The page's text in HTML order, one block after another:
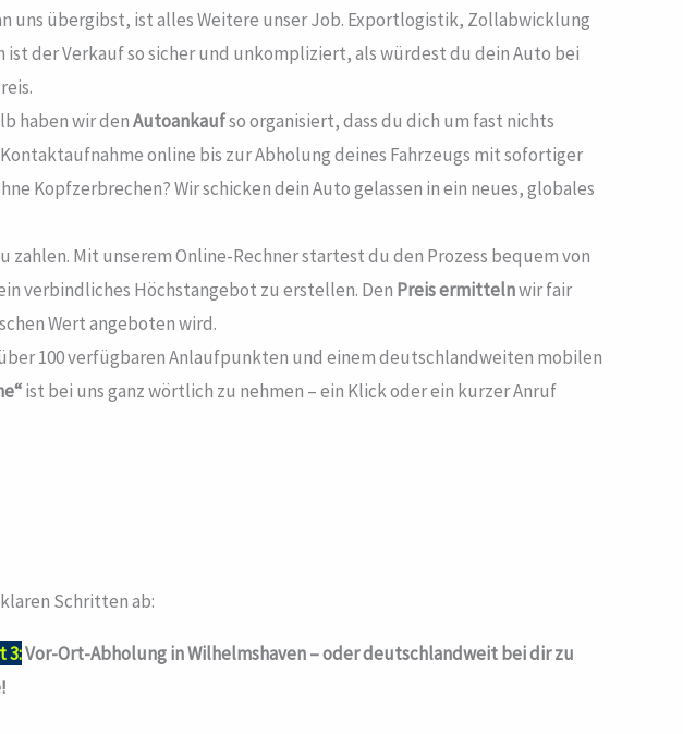
uns übergibst, ist alles Weitere unser Job. Exportlogistik, Zollabwicklung
der Verkauf so sicher und unkompliziert, als würdest du dein Auto bei
haben wir denAutoankaufso organisiert, dass du dich um fast nichts
online bis zur Abholung deines Fahrzeugs mit sofortiger
Kopfzerbrechen? Wir schicken dein Auto gelassen in ein neues, globales
zahlen. Mit unserem Online-Rechner startest du den Prozess bequem von
verbindliches Höchstangebot zu erstellen. Den Preis ermittelnwir fair
Wert angeboten wird.
100 verfügbaren Anlaufpunkten und einem deutschlandweiten mobilen
ist bei uns ganz wörtlich zu nehmen – ein Klick oder ein kurzer Anruf
Schritten ab:
3:Vor-Ort-Abholung in Wilhelmshaven – oder deutschlandweit bei dir zu